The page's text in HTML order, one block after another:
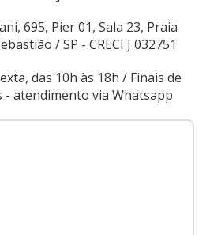
695, Pier 01, Sala 23, Praia
/ SP - CRECI J 032751
das 10h às 18h / Finais de
- atendimento via Whatsapp